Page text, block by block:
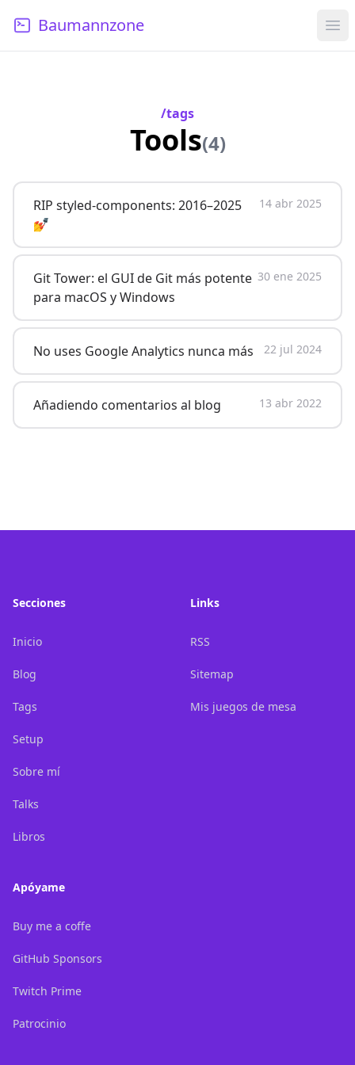
Baumannzone
/tags
Tools(4)
RIP styled-components: 2016–2025
💅
14 abr 2025
Git Tower: el GUI de Git más potente
para macOS y Windows
30 ene 2025
No uses Google Analytics nunca más 22 jul 2024
Añadiendo comentarios al blog 13 abr 2022
Secciones
Inicio
Blog
Tags
Setup
Sobre mí
Talks
Libros
Apóyame
Buy me a coffe
GitHub Sponsors
Twitch Prime
Patrocinio
Links
RSS
Sitemap
Mis juegos de mesa